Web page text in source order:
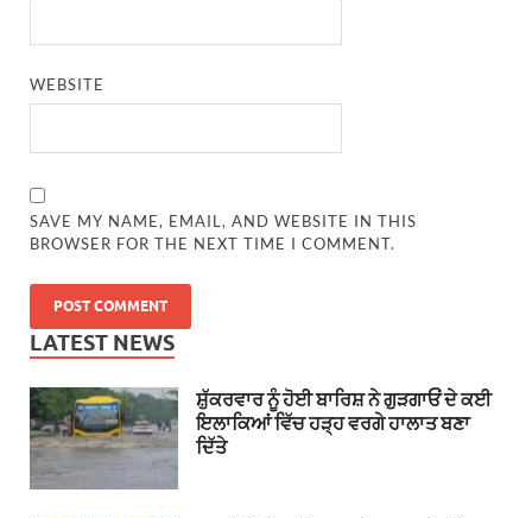
WEBSITE
SAVE MY NAME, EMAIL, AND WEBSITE IN THIS
BROWSER FOR THE NEXT TIME I COMMENT.
LATEST NEWS
ਸ਼ੁੱਕਰਵਾਰ ਨੂੰ ਹੋਈ ਬਾਰਿਸ਼ ਨੇ ਗੁੜਗਾਓਂ ਦੇ ਕਈ
ਇਲਾਕਿਆਂ ਵਿੱਚ ਹੜ੍ਹ ਵਰਗੇ ਹਾਲਾਤ ਬਣਾ
ਦਿੱਤੇ